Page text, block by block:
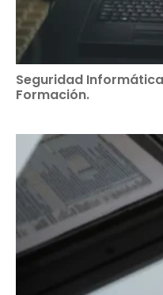
Seguridad
Formación.